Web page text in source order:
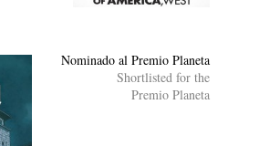
Nominado al Premio Planeta
Shortlisted for the
Premio Planeta